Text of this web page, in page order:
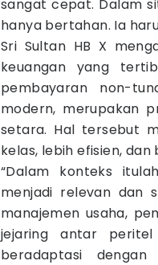
sangat cepat. Dalam
hanya bertahan. Ia
Sri Sultan HB X
keuangan yang
pembayaran non-
modern, merupakan
setara. Hal tersebut
kelas, lebih efisien,
“Dalam konteks
menjadi relevan dan
manajemen usaha,
jejaring antar
beradaptasi